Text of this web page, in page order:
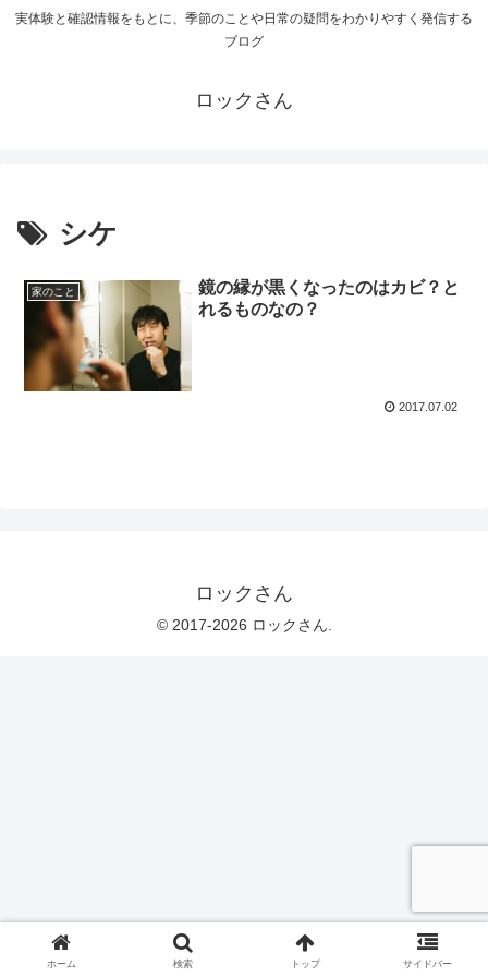
実体験と確認情報をもとに、季節のことや日常の疑問をわかりやすく発信する
ブログ
ロックさん
シケ
家のこと
鏡の縁が黒くなったのはカビ？と
れるものなの？
2017.07.02
ロックさん
© 2017-2026 ロックさん.
ホーム 検索 トップ サイドバー